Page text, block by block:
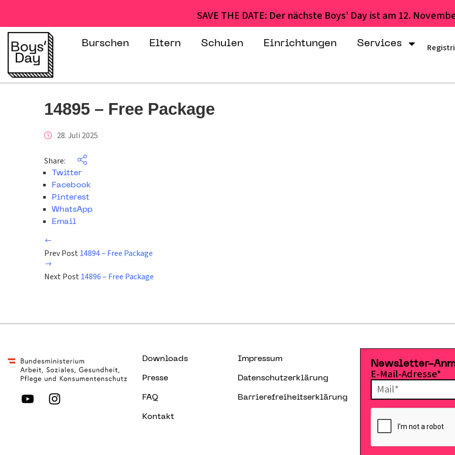
SAVE THE DATE: Der nächste Boys’ Day ist am 12.
Burschen Eltern Schulen Einrichtungen Services
14895 – Free Package
28. Juli 2025
Share:
Twitter
Facebook
Pinterest
WhatsApp
Email
Prev Post 14894 – Free Package
Next Post 14896 – Free Package
Downloads
Presse
FAQ
Kontakt
Impressum
Datenschutzerklärung
Barrierefreiheitserklärung
Newsletter-
E-Mail-Adresse*